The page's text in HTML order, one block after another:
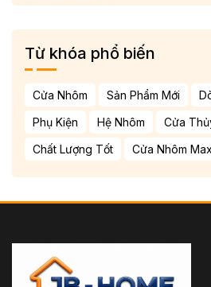
Từ khóa phổ biến
Cửa Nhôm Sản Phẩm Mới
Phụ Kiện
Hệ Nhôm
Cửa
Chất Lượng Tốt
Cửa Nhôm